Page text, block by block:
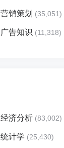
营销策划 (35,051)
广告知识 (11,318)
经济分析 (83,002)
统计学 (25,430)